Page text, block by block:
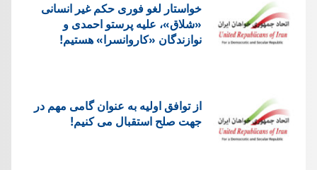
خواستار لغو فوری حکم غیر انسانی
«شلاق»، علیه پرستو احمدی و
نوازندگان «کاروانسرا» هستیم!
از توافق اولیه به عنوان گامی مهم در
جهت صلح استقبال می کنیم!